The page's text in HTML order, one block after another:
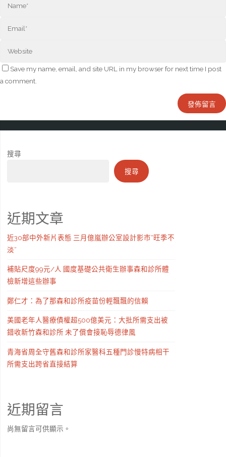
Save my name, email, and site URL in my browser for next time I post
a comment.
搜尋
搜尋
近期文章
近30部中外新片表態 三月億嵐辦公室設計影市“旺季不
淡”
補貼尺度99元/人 國度基礎公共衛生辦事森和診所體
檢新增這些辦事
鄭仁才：為了那森和診所疫苗份輕飄飄的信賴
美國老年人醫療債權超500億美元：大批所需支出被
錯收新竹森和診所 未了償會接恥辱德律風
青海省周全守舊森和診所家醫科五種門診慢特病相干
所需支出跨省直接結算
近期留言
尚無留言可供顯示。